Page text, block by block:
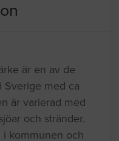
är en av de
Sverige med ca
är varierad med
och stränder.
i kommunen och